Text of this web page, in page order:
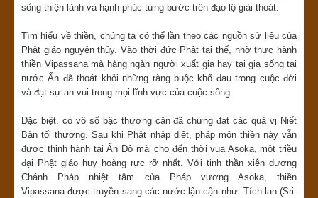
sống thiện lành và hạnh phúc từng bước trên đạo lộ giải thoát.
Tìm hiểu về thiền, chúng ta có thể lần theo các nguồn sử liệu của
Phật giáo nguyên thủy. Vào thời đức Phật tại thế, nhờ thực hành
thiền Vipassana mà hàng ngàn người xuất gia hay tại gia sống tại
nước Ấn đã thoát khỏi những ràng buộc khổ đau trong cuộc đời
và đạt sự an vui trong mọi lĩnh vực của cuộc sống.
Đặc biệt, có vô số bậc thượng căn đã chứng đạt các quả vị Niết
Bàn tối thượng. Sau khi Phật nhập diệt, pháp môn thiền này vẫn
được thịnh hành tại Ấn Độ mãi cho đến thời vua Asoka, một triều
đại Phật giáo huy hoàng rực rỡ nhất. Với tinh thần xiễn dương
Chánh Pháp nhiệt tâm của Pháp vương Asoka, thiền
Vipassana được truyền sang các nước lận cận như: Tích-lan (Sri-